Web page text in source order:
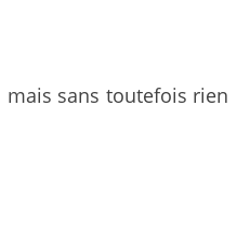
mais sans toutefois rien